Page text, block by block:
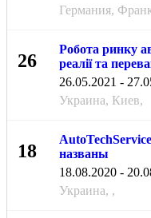
Германия,
26
Робота ринку
реалії та
26.05.2021 -
Украина, Киев,
18
названы
18.08.2020 -
Украина, ,